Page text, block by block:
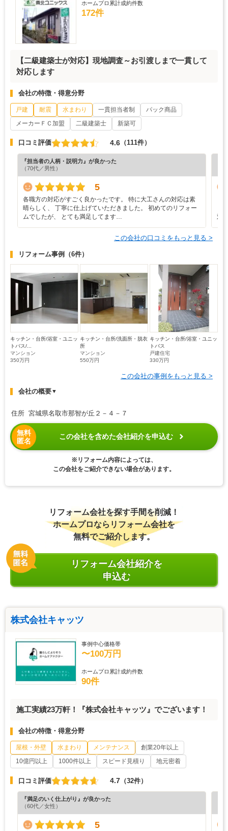
ホームプロ累計成約件数
172件
【二級建築士が対応】現地調査～お引渡しまで一貫して
対応します
会社の特徴・得意分野
戸建 耐震 水まわり 一貫担当者制
パック商品
メーカーＦＣ加盟
二級建築士 新築可
口コミ評価 4.6 （111件）
『担当者の人柄・説明力』が良かった
（70代／男性）
5
各職方の対応がすごく良かったです。 特に大工さんの対応は素
晴らしく、 丁寧に仕上げていただきました。 初めてのリフォー
ムでしたが、 とても満足してます…
対
この会社の口コミをもっと見る >
リフォーム事例 （6件）
キッチン・台所/浴室・ユニッ
トバス/...
マンション
350万円
キッチン・台所/洗面所・脱衣
所
マンション
550万円
キッチン・台所/浴室・ユニッ
トバス
戸建住宅
330万円
この会社の事例をもっと見る >
会社の概要▼
住所 宮城県名取市那智が丘２－４－７
無料
匿名
この会社を含めた会社紹介を申込む
※リフォーム内容によっては、
この会社をご紹介できない場合があります。
リフォーム会社を探す手間を削減！
ホームプロならリフォーム会社を
無料でご紹介します。
リフォーム会社紹介を
申込む
株式会社キャッツ
事例中心価格帯
〜100万円
ホームプロ累計成約件数
90件
施工実績23万軒！『株式会社キャッツ』でございます！
会社の特徴・得意分野
屋根・外壁 水まわり メンテナンス
創業20年以上
10億円以上
1000件以上 スピード見積り 地元密着
口コミ評価 4.7 （32件）
『満足のいく仕上がり』が良かった
（60代／女性）
5